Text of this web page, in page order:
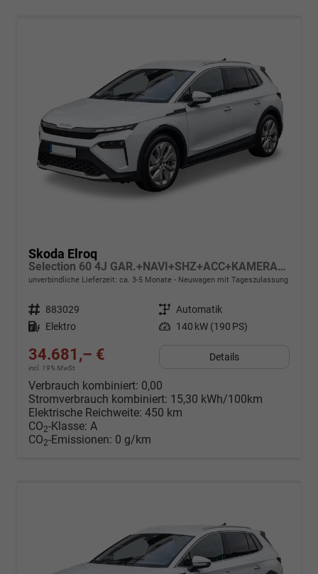
Skoda Elroq
Selection 60 4J GAR.+NAVI+SHZ+ACC+KAMERA+19" ALU+SMARTLINK+KLIMA+LED
unverbindliche Lieferzeit: ca. 3-5 Monate Neuwagen mit Tageszulassung
Fahrzeugnr. 883029 Getriebe Automatik
Kraftstoff Elektro Leistung 140 kW (190 PS)
34.681,– €
incl. 19% MwSt.
Details
Verbrauch kombiniert: 0,00
Stromverbrauch kombiniert: 15,30 kWh/100km
Elektrische Reichweite: 450 km
CO2-Klasse: A
CO2-Emissionen: 0 g/km